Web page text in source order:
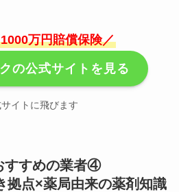
万円賠償保険／
の公式サイトを見る
イトに飛びます
すすめの業者④
拠点×薬局由来の薬剤知識